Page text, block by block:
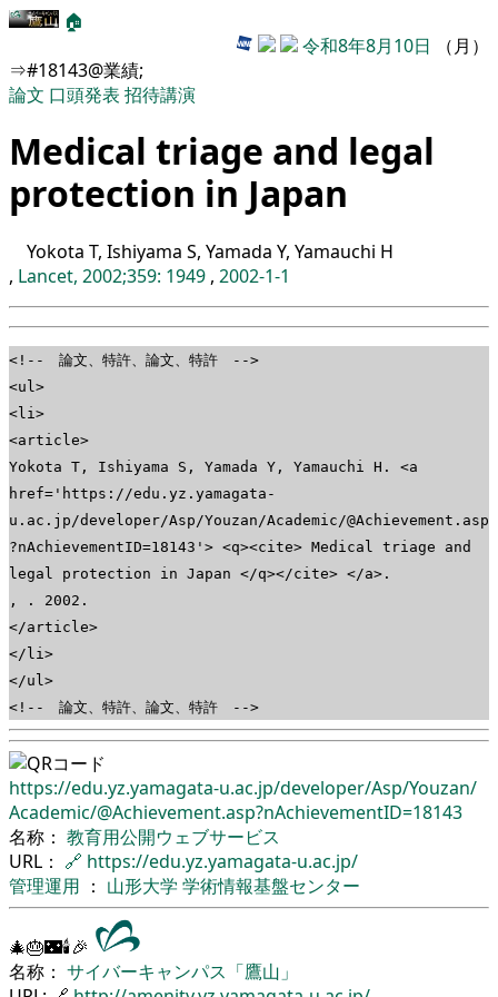
🏠
令和8年8月10日 （月）
⇒#18143@業績;
論文 口頭発表 招待講演
Medical triage and legal
protection in Japan
Yokota T, Ishiyama S, Yamada Y, Yamauchi H
, Lancet, 2002;359: 1949 , 2002-1-1
<!-- 論文、特許、論文、特許 -->
<ul>
<li>
<article>
Yokota T, Ishiyama S, Yamada Y, Yamauchi H. <a
href='https://edu.yz.yamagata-
u.ac.jp/developer/Asp/Youzan/Academic/@Achievement.asp
?nAchievementID=18143'> <q><cite> Medical triage and
legal protection in Japan </q></cite> </a>.
, . 2002.
</article>
</li>
</ul>
<!-- 論文、特許、論文、特許 -->
https://edu.yz.yamagata-u.ac.jp/developer/Asp/Youzan/
Academic/@Achievement.asp?nAchievementID=18143
名称： 教育用公開ウェブサービス
URL： 🔗 https://edu.yz.yamagata-u.ac.jp/
管理運用 ： 山形大学 学術情報基盤センター
🎄🎂🌃🕯🎉
名称： サイバーキャンパス「鷹山」